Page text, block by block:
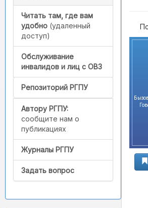
Читать там, где вам
удобно (удаленный
доступ)
Обслуживание
инвалидов и лиц с ОВЗ
Репозиторий РГПУ
Автору РГПУ:
сообщите нам о
публикациях
Журналы РГПУ
Задать вопрос